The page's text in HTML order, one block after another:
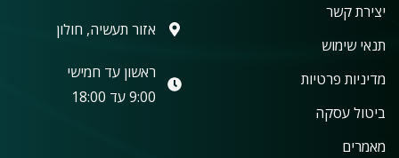
יצירת קשר
תנאי שימוש
מדיניות פרטיות
ביטול עסקה
מאמרים
אזור תעשיה, חולון
ראשון עד חמישי
9:00 עד 18:00